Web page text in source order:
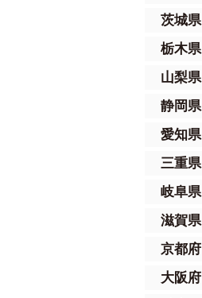
茨城県
栃木県
山梨県
静岡県
愛知県
三重県
岐阜県
滋賀県
京都府
大阪府